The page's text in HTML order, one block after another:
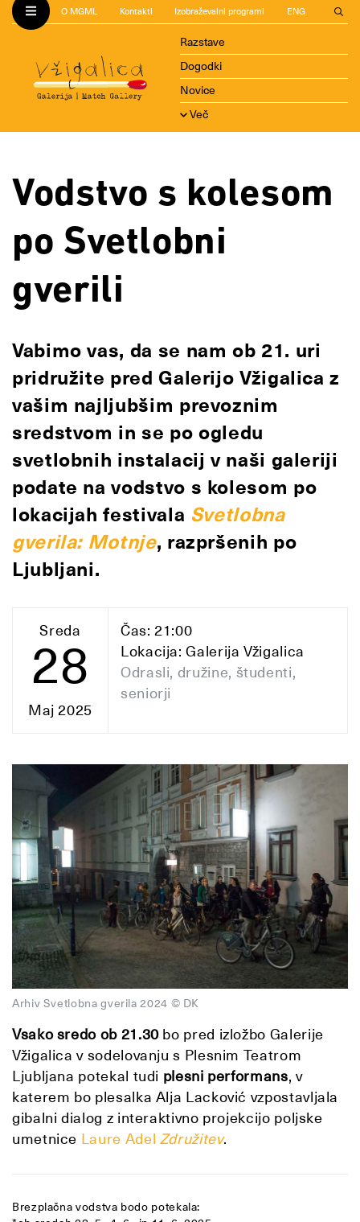
O MGML Kontakti Izobraževalni programi ENG
Razstave
Dogodki
Novice
Več
Vodstvo s kolesom
po Svetlobni
gverili
Vabimo vas, da se nam ob 21. uri
pridružite pred Galerijo Vžigalica z
vašim najljubšim prevoznim
sredstvom in se po ogledu
svetlobnih instalacij v naši galeriji
podate na vodstvo s kolesom po
lokacijah festivala Svetlobna
gverila: Motnje, razpršenih po
Ljubljani.
Sreda
28
Maj 2025
Čas: 21:00
Lokacija: Galerija Vžigalica
Odrasli, družine, študenti,
seniorji
Arhiv Svetlobna gverila 2024 © DK
Vsako sredo ob 21.30bo pred izložbo Galerije
Vžigalica v sodelovanju s Plesnim Teatrom
Ljubljana potekal tudi plesni performans, v
katerem bo plesalka Alja Lacković vzpostavljala
gibalni dialog z interaktivno projekcijo poljske
umetnice Laure Adel Združitev.
Brezplačna vodstva bodo potekala: